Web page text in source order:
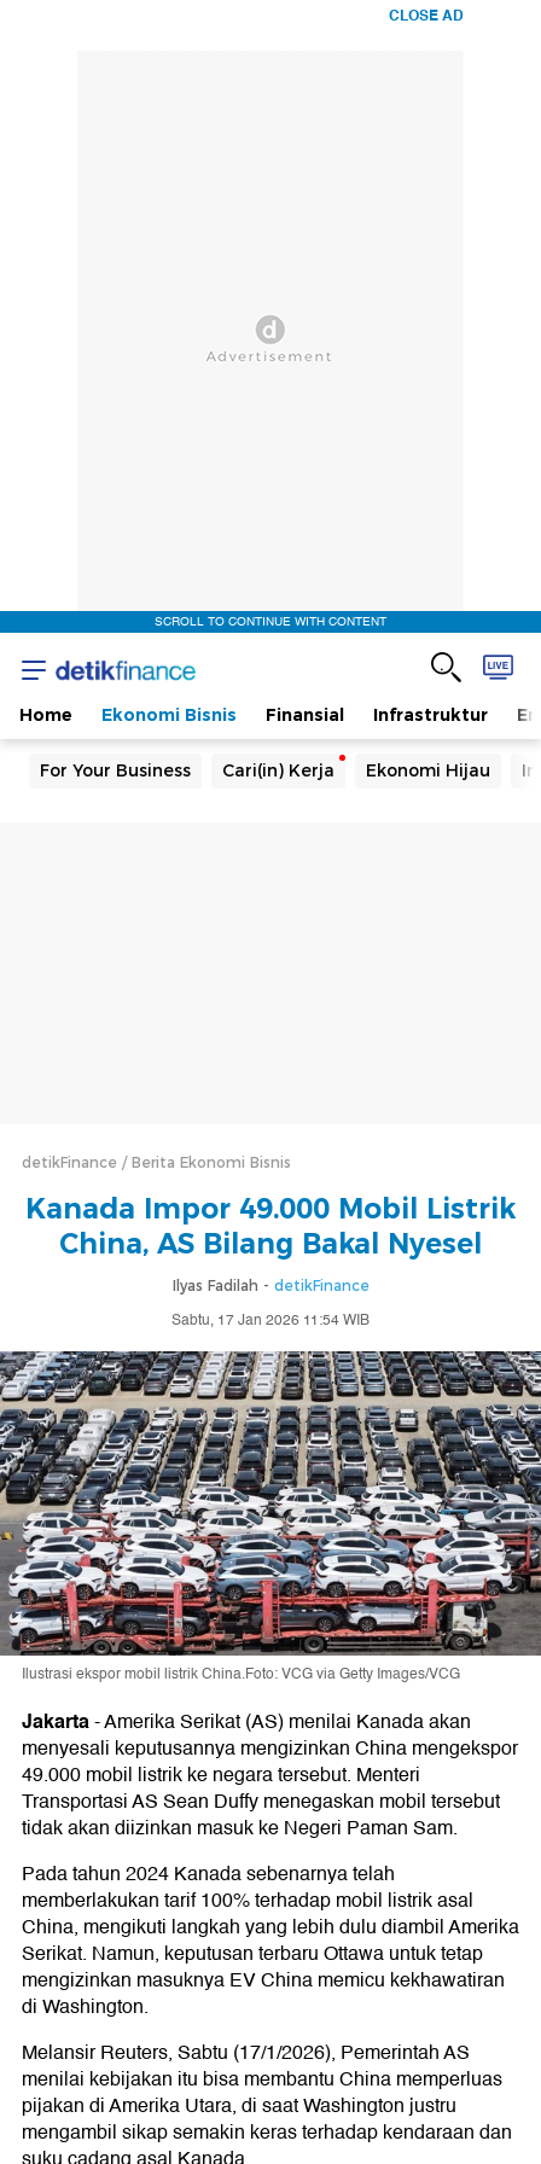
CLOSE AD
SCROLL TO CONTINUE WITH CONTENT
Home Ekonomi Bisnis Finansial Infrastruktur
For Your Business Cari(in) Kerja Ekonomi Hijau
detikFinance Berita Ekonomi Bisnis
Kanada Impor 49.000 Mobil Listrik
China, AS Bilang Bakal Nyesel
Ilyas Fadilah - detikFinance
Sabtu, 17 Jan 2026 11:54 WIB
Ilustrasi ekspor mobil listrik China.Foto: VCG via Getty Images/VCG
Jakarta-Amerika Serikat (AS) menilai Kanada akan
menyesali keputusannya mengizinkan China mengekspor
49.000 mobil listrik ke negara tersebut. Menteri
Transportasi AS Sean Duffy menegaskan mobil tersebut
tidak akan diizinkan masuk ke Negeri Paman Sam.
Pada tahun 2024 Kanada sebenarnya telah
memberlakukan tarif 100% terhadap mobil listrik asal
China, mengikuti langkah yang lebih dulu diambil Amerika
Serikat. Namun, keputusan terbaru Ottawa untuk tetap
mengizinkan masuknya EV China memicu kekhawatiran
di Washington.
Melansir Reuters, Sabtu (17/1/2026), Pemerintah AS
menilai kebijakan itu bisa membantu China memperluas
pijakan di Amerika Utara, di saat Washington justru
mengambil sikap semakin keras terhadap kendaraan dan